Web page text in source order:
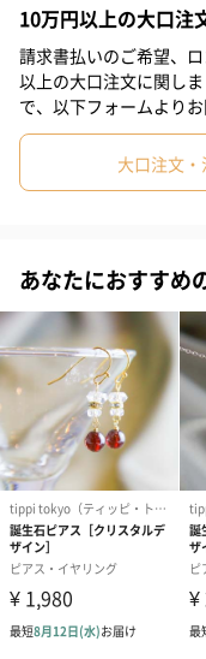
シンプルで揺れ感のあ
れるシャープな輝きで存
※天然石のため個体差が
来の傷・ヒビ・内包物
としてお楽しみください
華奢なピアスで女性
さりげなく華奢なピア
なファッションにも合
プラスしてくれます。
た天然石の贈りものは
※同シリーズのネック
すめです。
全5種類をご用意
10万円以上の大口注
請求書払いのご希望、
以上の大口注文に関し
で、以下フォームより
大口注文
あなたにおすすめ